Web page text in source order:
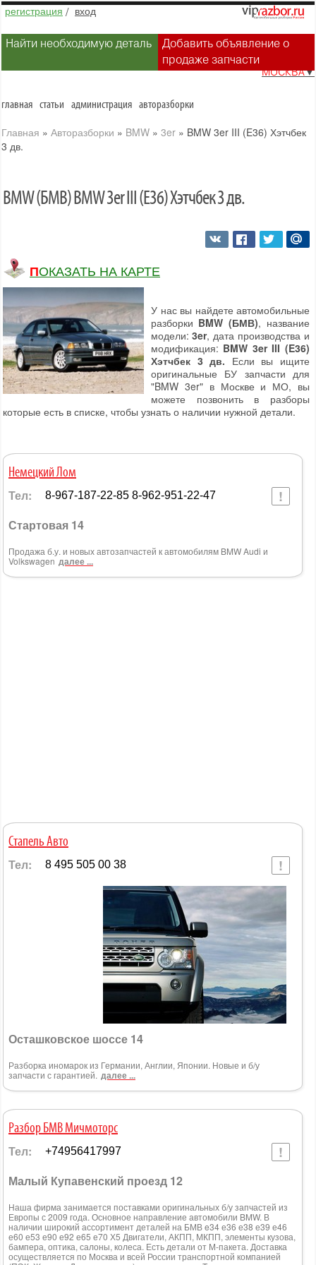
регистрация / вход
Найти необходимую деталь
Добавить объявление о
продаже запчасти
МОСКВА▼
главная статьи администрация авторазборки
Главная » Авторазборки » BMW » 3er » BMW 3er III (E36) Хэтчбек
3 дв.
BMW (БМВ) BMW 3er III (E36) Хэтчбек 3 дв.
ПОКАЗАТЬ НА КАРТЕ
У нас вы найдете автомобильные
разборки BMW (БМВ), название
модели: 3er, дата производства и
модификация: BMW 3er III (E36)
Хэтчбек 3 дв. Если вы ищите
оригинальные БУ запчасти для
"BMW 3er" в Москве и МО, вы
можете позвонить в разборы
которые есть в списке, чтобы узнать о наличии нужной детали.
Немецкий Лом
Тел: 8-967-187-22-85 8-962-951-22-47
Стартовая 14
Продажа б.у. и новых автозапчастей к автомобилям BMW Audi и
Volkswagen далее ...
Стапель Авто
Тел: 8 495 505 00 38
Осташковское шоссе 14
Разборка иномарок из Германии, Англии, Японии. Новые и б/у
запчасти с гарантией. далее ...
Разбор БМВ Мичмоторс
Тел: +74956417997
Малый Купавенский проезд 12
Наша фирма занимается поставками оригинальных б/у запчастей из
Европы с 2009 года. Основное направление автомобили BMW. В
наличии широкий ассортимент деталей на БМВ e34 е36 е38 е39 е46
е60 е53 е90 е92 е65 е70 Х5 Двигатели, АКПП, МКПП, элементы кузова,
бампера, оптика, салоны, колеса. Есть детали от М-пакета. Доставка
осуществляется по Москва и всей России транспортной компанией